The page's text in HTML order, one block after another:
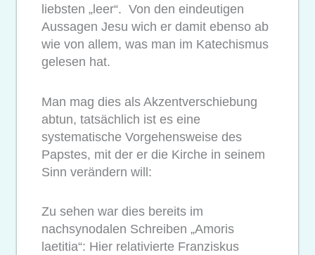
liebsten „leer“. Von den eindeutigen
Aussagen Jesu wich er damit ebenso ab
wie von allem, was man im Katechismus
gelesen hat.
Man mag dies als Akzentverschiebung
abtun, tatsächlich ist es eine
systematische Vorgehensweise des
Papstes, mit der er die Kirche in seinem
Sinn verändern will:
Zu sehen war dies bereits im
nachsynodalen Schreiben „Amoris
laetitia“: Hier relativierte Franziskus